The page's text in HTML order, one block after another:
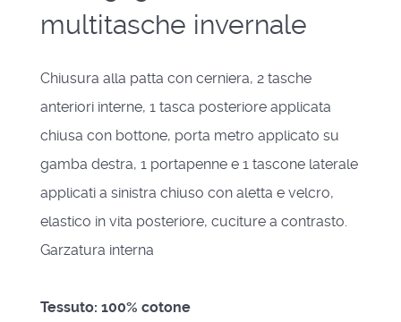
multitasche invernale
Chiusura alla patta con cerniera, 2 tasche
anteriori interne, 1 tasca posteriore applicata
chiusa con bottone, porta metro applicato su
gamba destra, 1 portapenne e 1 tascone laterale
applicati a sinistra chiuso con aletta e velcro,
elastico in vita posteriore, cuciture a contrasto.
Garzatura interna
Tessuto: 100% cotone